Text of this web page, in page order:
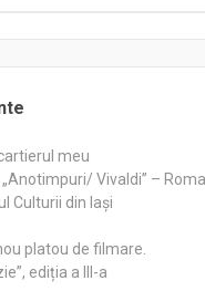
meu
Vivaldi” –
Culturii din Iași
platou de filmare.
ediția a III-a